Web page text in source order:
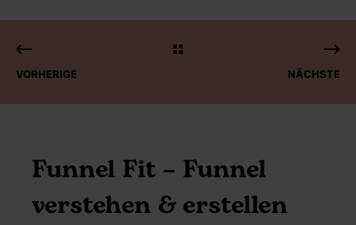
VORHERIGE NÄCHSTE
Funnel Fit – Funnel
verstehen & erstellen